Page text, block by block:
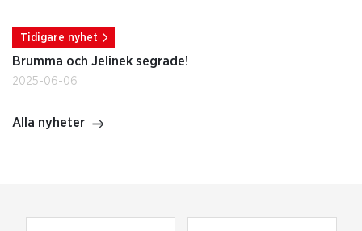
Tidigare nyhet
Brumma och Jelinek segrade!
2025-06-06
Alla nyheter